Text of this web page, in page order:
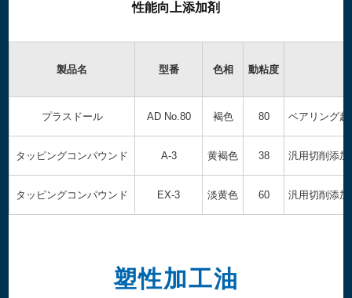
性能向上添加剤
製品名 型番 色相 動粘度
プラスドール AD No.80 褐色 80 ベアリング
タッピングコンパウンド A-3 黄褐色 38 汎用切削添
タッピングコンパウンド EX-3 淡黄色 60 汎用切削添
塑性加工油